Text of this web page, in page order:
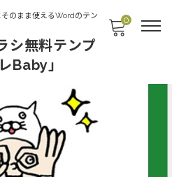
のまま使えるWordのテン
シ無料テンプ
Baby」
0